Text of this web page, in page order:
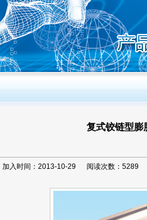
复式铰链型膨
加入时间：2013-10-29 阅读次数：5289